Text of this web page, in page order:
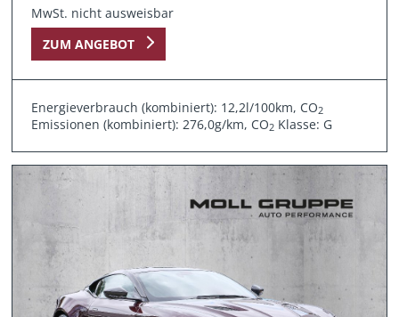
MwSt. nicht ausweisbar
ZUM ANGEBOT
Energieverbrauch (kombiniert): 12,2l/100km, CO2
Emissionen (kombiniert): 276,0g/km, CO2 Klasse: G